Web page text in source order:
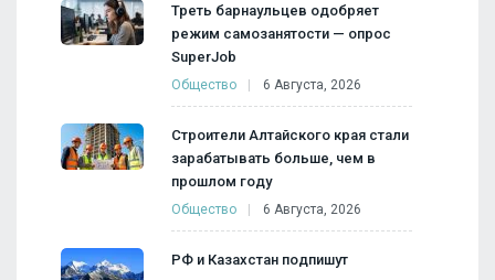
Треть барнаульцев одобряет
режим самозанятости — опрос
SuperJob
Общество 6 Августа, 2026
Строители Алтайского края стали
зарабатывать больше, чем в
прошлом году
Общество 6 Августа, 2026
РФ и Казахстан подпишут